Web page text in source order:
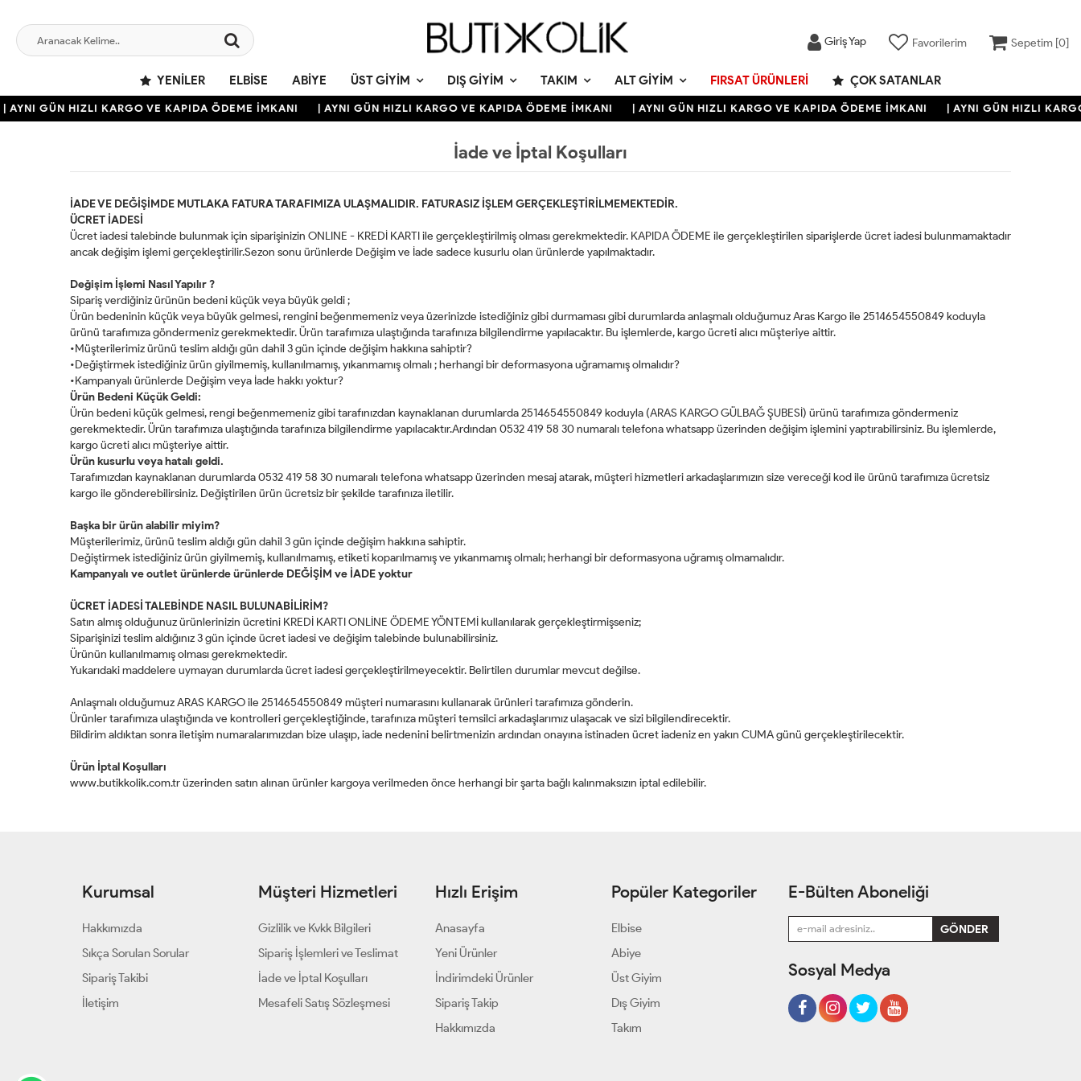
Giriş Yap Favorilerim Sepetim [0]
YENILER ELBISE ABIYE ÜST GIYIM DIŞ GIYIM TAKIM ALT GIYIM FIRSAT ÜRÜNLERI ÇOK SATANLAR
AYNI GÜN HIZLI KARGO VE KAPIDA ÖDEME İMKANI | AYNI GÜN HIZLI KARGO VE KAPIDA ÖDEME İMKANI | AYNI GÜN HIZLI KARGO VE KAPIDA ÖDEME İMKANI | AYNI GÜN HIZLI
İade ve İptal Koşulları
İADE VE DEĞİŞİMDE MUTLAKA FATURA TARAFIMIZA ULAŞMALIDIR. FATURASIZ İŞLEM GERÇEKLEŞTİRİLMEMEKTEDİR.
ÜCRET İADESİ
Ücret iadesi talebinde bulunmak için siparişinizin ONLINE - KREDİ KARTI ile gerçekleştirilmiş olması gerekmektedir. KAPIDA ÖDEME ile gerçekleştirilen siparişlerde ücret iadesi bulunmamaktadır
ancak değişim işlemi gerçekleştirilir.Sezon sonu ürünlerde Değişim ve İade sadece kusurlu olan ürünlerde yapılmaktadır.
Değişim İşlemi Nasıl Yapılır ?
Sipariş verdiğiniz ürünün bedeni küçük veya büyük geldi ;
Ürün bedeninin küçük veya büyük gelmesi, rengini beğenmemeniz veya üzerinizde istediğiniz gibi durmaması gibi durumlarda anlaşmalı olduğumuz Aras Kargo ile 2514654550849 koduyla
ürünü tarafımıza göndermeniz gerekmektedir. Ürün tarafımıza ulaştığında tarafınıza bilgilendirme yapılacaktır. Bu işlemlerde, kargo ücreti alıcı müşteriye aittir.
•Müşterilerimiz ürünü teslim aldığı gün dahil 3 gün içinde değişim hakkına sahiptir?
•Değiştirmek istediğiniz ürün giyilmemiş, kullanılmamış, yıkanmamış olmalı ; herhangi bir deformasyona uğramamış olmalıdır?
•Kampanyalı ürünlerde Değişim veya İade hakkı yoktur?
Ürün Bedeni Küçük Geldi:
Ürün bedeni küçük gelmesi, rengi beğenmemeniz gibi tarafınızdan kaynaklanan durumlarda 2514654550849 koduyla (ARAS KARGO GÜLBAĞ ŞUBESİ) ürünü tarafımıza göndermeniz
gerekmektedir. Ürün tarafımıza ulaştığında tarafınıza bilgilendirme yapılacaktır.Ardından 0532 419 58 30 numaralı telefona whatsapp üzerinden değişim işlemini yaptırabilirsiniz. Bu işlemlerde,
kargo ücreti alıcı müşteriye aittir.
Ürün kusurlu veya hatalı geldi.
Tarafımızdan kaynaklanan durumlarda 0532 419 58 30 numaralı telefona whatsapp üzerinden mesaj atarak, müşteri hizmetleri arkadaşlarımızın size vereceği kod ile ürünü tarafımıza ücretsiz
kargo ile gönderebilirsiniz. Değiştirilen ürün ücretsiz bir şekilde tarafınıza iletilir.
Başka bir ürün alabilir miyim?
Müşterilerimiz, ürünü teslim aldığı gün dahil 3 gün içinde değişim hakkına sahiptir.
Değiştirmek istediğiniz ürün giyilmemiş, kullanılmamış, etiketi koparılmamış ve yıkanmamış olmalı; herhangi bir deformasyona uğramış olmamalıdır.
Kampanyalı ve outlet ürünlerde ürünlerde DEĞİŞİM ve İADE yoktur
ÜCRET İADESİ TALEBİNDE NASIL BULUNABİLİRİM?
Satın almış olduğunuz ürünlerinizin ücretini KREDİ KARTI ONLİNE ÖDEME YÖNTEMİ kullanılarak gerçekleştirmişseniz;
Siparişinizi teslim aldığınız 3 gün içinde ücret iadesi ve değişim talebinde bulunabilirsiniz.
Ürünün kullanılmamış olması gerekmektedir.
Yukarıdaki maddelere uymayan durumlarda ücret iadesi gerçekleştirilmeyecektir. Belirtilen durumlar mevcut değilse.
Anlaşmalı olduğumuz ARAS KARGO ile 2514654550849 müşteri numarasını kullanarak ürünleri tarafımıza gönderin.
Ürünler tarafımıza ulaştığında ve kontrolleri gerçekleştiğinde, tarafınıza müşteri temsilci arkadaşlarımız ulaşacak ve sizi bilgilendirecektir.
Bildirim aldıktan sonra iletişim numaralarımızdan bize ulaşıp, iade nedenini belirtmenizin ardından onayına istinaden ücret iadeniz en yakın CUMA günü gerçekleştirilecektir.
Ürün İptal Koşulları
www.butikkolik.com.tr üzerinden satın alınan ürünler kargoya verilmeden önce herhangi bir şarta bağlı kalınmaksızın iptal edilebilir.
Kurumsal
Hakkımızda
Sıkça Sorulan Sorular
Sipariş Takibi
İletişim
Müşteri Hizmetleri
Gizlilik ve Kvkk Bilgileri
Sipariş İşlemleri ve Teslimat
İade ve İptal Koşulları
Mesafeli Satış Sözleşmesi
Hızlı Erişim
Anasayfa
Yeni Ürünler
İndirimdeki Ürünler
Sipariş Takip
Hakkımızda
Popüler Kategoriler
Elbise
Abiye
Üst Giyim
Dış Giyim
Takım
E-Bülten Aboneliği
Sosyal Medya